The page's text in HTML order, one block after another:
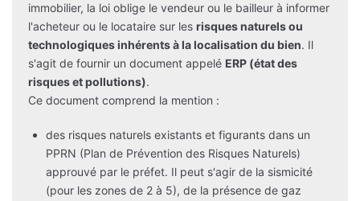
immobilier, la loi oblige le vendeur ou le bailleur à informer
l'acheteur ou le locataire sur les risques naturels ou
technologiques inhérents à la localisation du bien. Il
s'agit de fournir un document appelé ERP (état des
risques et pollutions).
Ce document comprend la mention :
des risques naturels existants et figurants dans un
PPRN (Plan de Prévention des Risques Naturels)
approuvé par le préfet. Il peut s'agir de la sismicité
(pour les zones de 2 à 5), de la présence de gaz